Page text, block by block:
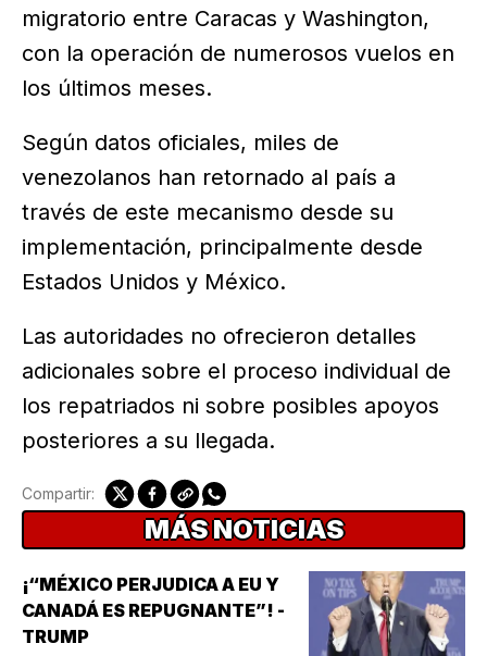
migratorio entre Caracas y Washington,
con la operación de numerosos vuelos en
los últimos meses.
Según datos oficiales, miles de
venezolanos han retornado al país a
través de este mecanismo desde su
implementación, principalmente desde
Estados Unidos y México.
Las autoridades no ofrecieron detalles
adicionales sobre el proceso individual de
los repatriados ni sobre posibles apoyos
posteriores a su llegada.
Compartir:
MÁS NOTICIAS
¡“MÉXICO PERJUDICA A EU Y
CANADÁ ES REPUGNANTE”! -
TRUMP